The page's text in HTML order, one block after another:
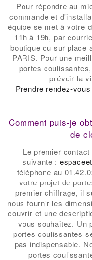
Pour répondre au
commande et
équipe se met à votre
11h à 19h, par
boutique ou sur place
PARIS. Pour une
portes
prévoir la
Prendre rendez-
Comment puis-je
de
Le premier
suivante :
téléphone au
votre projet de
premier chiffrage, il
nous fournir les
couvrir et une
vous souhaitez. Un
portes coulissantes
pas indispensable.
portes